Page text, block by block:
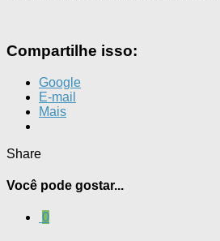
Compartilhe isso:
Google
E-mail
Mais
Share
Você pode gostar...
0